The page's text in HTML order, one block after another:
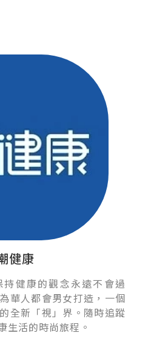
健康
健康的觀念永遠不會過
華人都會男女打造，一個
全新「視」界。隨時追蹤
生活的時尚旅程。